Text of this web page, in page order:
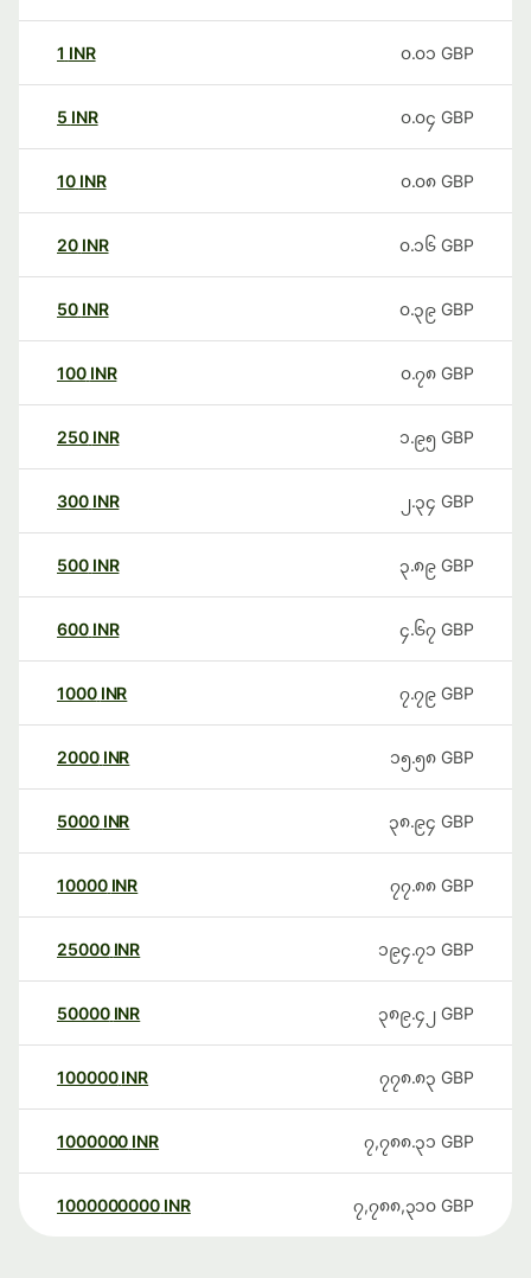
1 INR ၀.၀၁ GBP
5 INR ၀.၀၄ GBP
10 INR ၀.၀၈ GBP
20 INR ၀.၁၆ GBP
50 INR ၀.၃၉ GBP
100 INR ၀.၇၈ GBP
250 INR ၁.၉၅ GBP
300 INR ၂.၃၄ GBP
500 INR ၃.၈၉ GBP
600 INR ၄.၆၇ GBP
1000 INR ၇.၇၉ GBP
2000 INR ၁၅.၅၈ GBP
5000 INR ၃၈.၉၄ GBP
10000 INR ၇၇.၈၈ GBP
25000 INR ၁၉၄.၇၁ GBP
50000 INR ၃၈၉.၄၂ GBP
100000 INR ၇၇၈.၈၃ GBP
1000000 INR ၇,၇၈၈.၃၁ GBP
1000000000 INR ၇,၇၈၈,၃၁၀ GBP